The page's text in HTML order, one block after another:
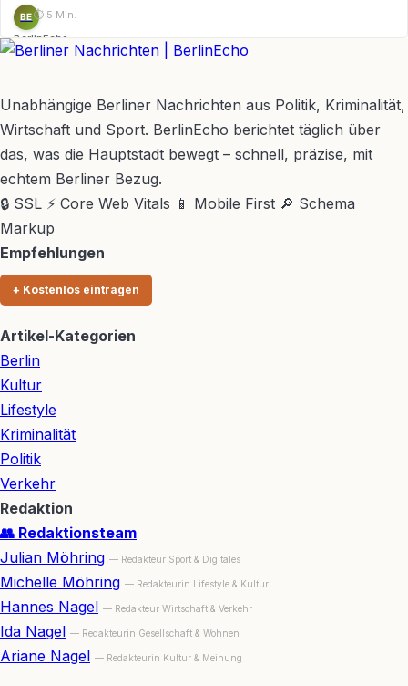
BE
BerlinEcho
⏱ 5 Min.
Unabhängige Berliner Nachrichten aus Politik, Kriminalität,
Wirtschaft und Sport. BerlinEcho berichtet täglich über
das, was die Hauptstadt bewegt – schnell, präzise, mit
echtem Berliner Bezug.
🔒 SSL ⚡ Core Web Vitals 📱 Mobile First 🔎 Schema
Markup
Empfehlungen
+ Kostenlos eintragen
Artikel-Kategorien
Berlin
Kultur
Lifestyle
Kriminalität
Politik
Verkehr
Redaktion
👥 Redaktionsteam
Julian Möhring — Redakteur Sport & Digitales
Michelle Möhring — Redakteurin Lifestyle & Kultur
Hannes Nagel — Redakteur Wirtschaft & Verkehr
Ida Nagel — Redakteurin Gesellschaft & Wohnen
Ariane Nagel — Redakteurin Kultur & Meinung